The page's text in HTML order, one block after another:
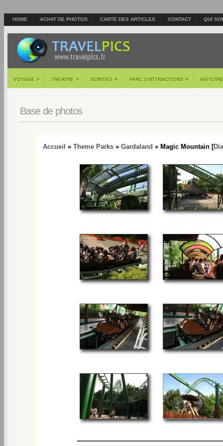
HOME ACHAT DE PHOTOS CARTE DES ARTICLES CONTACT QUI
VOYAGE » THEATRE » SORTIES » PARC D'ATTRACTIONS »
Base de photos
Accueil » Theme Parks » Gardaland » Magic Mountain [